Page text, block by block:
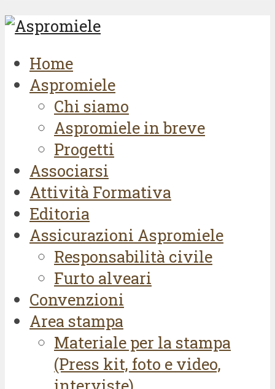
Home
Aspromiele
Chi siamo
Aspromiele in breve
Progetti
Associarsi
Attività Formativa
Editoria
Assicurazioni Aspromiele
Responsabilità civile
Furto alveari
Convenzioni
Area stampa
Materiale per la stampa
(Press kit, foto e video,